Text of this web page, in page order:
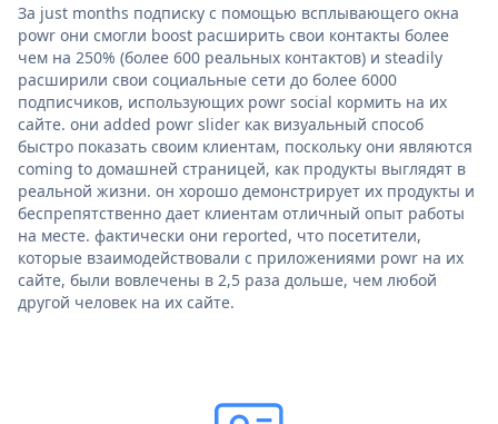
За just months подписку с помощью всплывающего окна
powr они смогли boost расширить свои контакты более
чем на 250% (более 600 реальных контактов) и steadily
расширили свои социальные сети до более 6000
подписчиков, использующих powr social кормить на их
сайте. они added powr slider как визуальный способ
быстро показать своим клиентам, поскольку они являются
coming to домашней страницей, как продукты выглядят в
реальной жизни. он хорошо демонстрирует их продукты и
беспрепятственно дает клиентам отличный опыт работы
на месте. фактически они reported, что посетители,
которые взаимодействовали с приложениями powr на их
сайте, были вовлечены в 2,5 раза дольше, чем любой
другой человек на их сайте.